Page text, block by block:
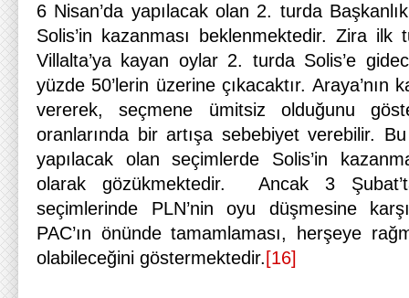
6 Nisan’da yapılacak olan 2. turda
Solis’in kazanması beklenmektedir. Zira
Villalta’ya kayan oylar 2. turda Solis’e
yüzde 50’lerin üzerine çıkacaktır. Araya’nın
vererek, seçmene ümitsiz olduğunu
oranlarında bir artışa sebebiyet verebilir.
yapılacak olan seçimlerde Solis’in
olarak gözükmektedir. Ancak 3
seçimlerinde PLN’nin oyu düşmesine
PAC’ın önünde tamamlaması, herşeye
olabileceğini göstermektedir. [16]